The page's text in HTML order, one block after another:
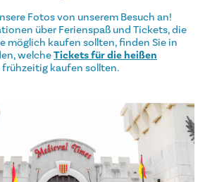
Fotos von unserem Besuch an!
über Ferienspaß und Tickets, die
möglich kaufen sollten, finden Sie in
welcheTickets für die heißen
frühzeitig kaufen sollten.